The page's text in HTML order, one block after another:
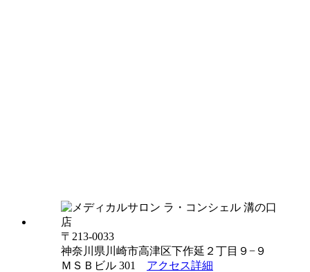
〒213-0033
神奈川県川崎市高津区下作延２丁目９−９
ＭＳＢビル 301 アクセス詳細